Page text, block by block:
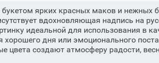
ярких красных маков и нежных
вдохновляющая надпись на
идеальной для использования в
хорошего дня или эмоционального
цвета создают атмосферу радости,